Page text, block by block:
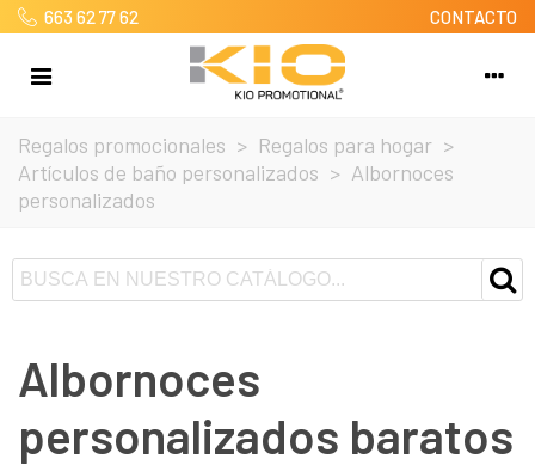
663 62 77 62 CONTACTO
Regalos promocionales > Regalos para hogar >
Artículos de baño personalizados > Albornoces
personalizados
Albornoces
personalizados baratos